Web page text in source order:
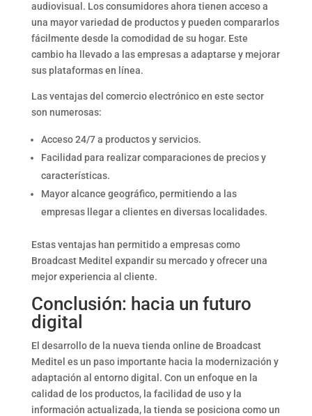
audiovisual. Los consumidores ahora tienen acceso a
una mayor variedad de productos y pueden compararlos
fácilmente desde la comodidad de su hogar. Este
cambio ha llevado a las empresas a adaptarse y mejorar
sus plataformas en línea.
Las ventajas del comercio electrónico en este sector
son numerosas:
Acceso 24/7 a productos y servicios.
Facilidad para realizar comparaciones de precios y
características.
Mayor alcance geográfico, permitiendo a las
empresas llegar a clientes en diversas localidades.
Estas ventajas han permitido a empresas como
Broadcast Meditel expandir su mercado y ofrecer una
mejor experiencia al cliente.
Conclusión: hacia un futuro
digital
El desarrollo de la nueva tienda online de Broadcast
Meditel es un paso importante hacia la modernización y
adaptación al entorno digital. Con un enfoque en la
calidad de los productos, la facilidad de uso y la
información actualizada, la tienda se posiciona como un